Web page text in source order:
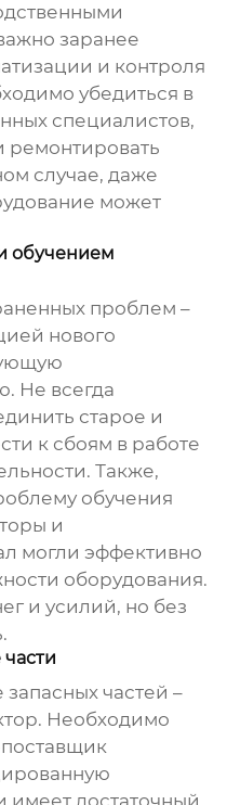
заранее
и контроля
убедиться в
специалистов,
ремонтировать
случае, даже
может
обучением
проблем –
нового
Не всегда
старое и
к сбоям в работе
Также,
обучения
и
могли эффективно
оборудования.
и усилий, но без
частей –
Необходимо